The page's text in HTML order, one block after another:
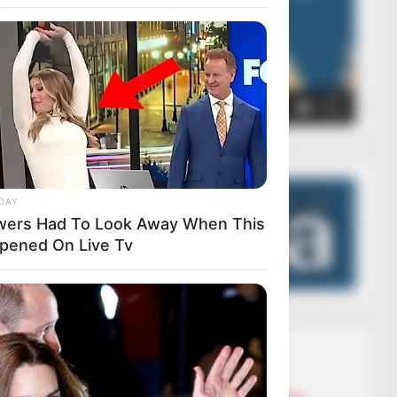
00:00 00:05
Lajmet më të lexuara
BALLINA STATIKE
Had To Look Away When This
On Live Tv